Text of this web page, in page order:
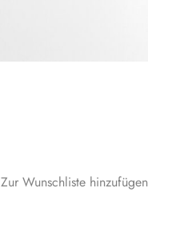
Zur Wunschliste hinzufügen